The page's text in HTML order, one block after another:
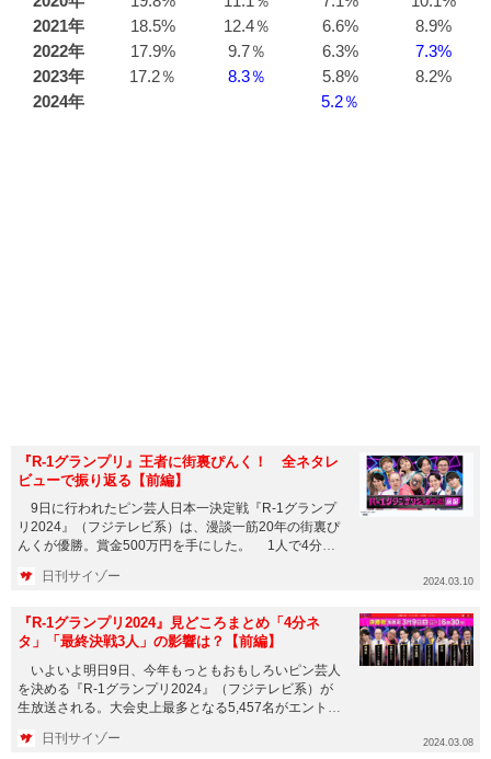
2021年
18.5% 12.4％ 6.6%
8.9%
2022年
17.9% 9.7％ 6.3%
7.3%
2023年
17.2％ 8.3％ 5.8%
8.2%
2024年
5.2％
『R-1グランプリ』王者に街裏ぴんく！ 全ネタレ
ビューで振り返る【前編】
9日に行われたピン芸人日本一決定戦『R-1グランプ
リ2024』（フジテレビ系）は、漫談一筋20年の街裏ぴ
んくが優勝。賞金500万円を手にした。 1人で4分、
日刊サイゾー 2024.03.10
『R-1グランプリ2024』見どころまとめ「4分ネ
タ」「最終決戦3人」の影響は？【前編】
いよいよ明日9日、今年もっともおもしろいピン芸人
を決める『R-1グランプリ2024』（フジテレビ系）が
生放送される。大会史上最多となる5,457名がエントリ
日刊サイゾー 2024.03.08